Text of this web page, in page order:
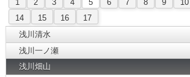
1 2 3 4 5 6 7 8 9 10
14
15 16
17
浅川清水
浅川一ノ瀬
浅川畑山